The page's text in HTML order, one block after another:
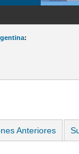
:
Anteriores